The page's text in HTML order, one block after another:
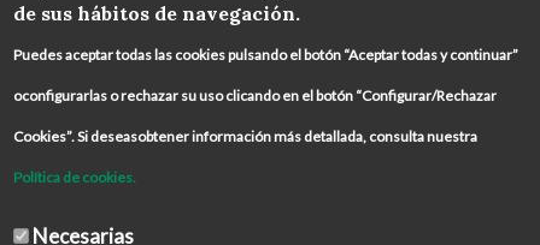
de sus hábitos de navegación.
Puedes aceptar todas las cookies pulsando el botón “Aceptar todas y continuar”
oconfigurarlas o rechazar su uso clicando en el botón “Configurar/Rechazar
Cookies”. Si deseasobtener información más detallada, consulta nuestra
Política de cookies.
Necesarias